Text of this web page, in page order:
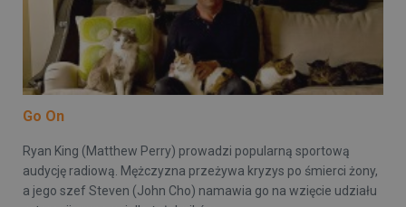
Go On
Ryan King (Matthew Perry) prowadzi popularną sportową
audycję radiową. Mężczyzna przeżywa kryzys po śmierci żony,
a jego szef Steven (John Cho) namawia go na wzięcie udziału